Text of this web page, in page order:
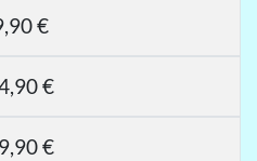
€
€
€